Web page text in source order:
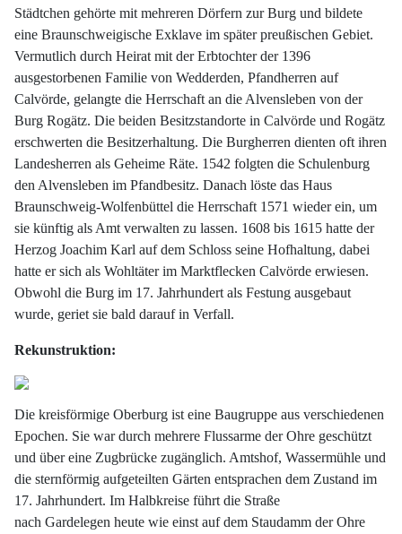
Städtchen gehörte mit mehreren Dörfern zur Burg und bildete
eine Braunschweigische Exklave im später preußischen Gebiet.
Vermutlich durch Heirat mit der Erbtochter der 1396
ausgestorbenen Familie von Wedderden, Pfandherren auf
Calvörde, gelangte die Herrschaft an die Alvensleben von der
Burg Rogätz. Die beiden Besitzstandorte in Calvörde und Rogätz
erschwerten die Besitzerhaltung. Die Burgherren dienten oft ihren
Landesherren als Geheime Räte. 1542 folgten die Schulenburg
den Alvensleben im Pfandbesitz. Danach löste das Haus
Braunschweig-Wolfenbüttel die Herrschaft 1571 wieder ein, um
sie künftig als Amt verwalten zu lassen. 1608 bis 1615 hatte der
Herzog Joachim Karl auf dem Schloss seine Hofhaltung, dabei
hatte er sich als Wohltäter im Marktflecken Calvörde erwiesen.
Obwohl die Burg im 17. Jahrhundert als Festung ausgebaut
wurde, geriet sie bald darauf in Verfall.
Rekunstruktion:
Die kreisförmige Oberburg ist eine Baugruppe aus verschiedenen
Epochen. Sie war durch mehrere Flussarme der Ohre geschützt
und über eine Zugbrücke zugänglich. Amtshof, Wassermühle und
die sternförmig aufgeteilten Gärten entsprachen dem Zustand im
17. Jahrhundert. Im Halbkreise führt die Straße
nach Gardelegen heute wie einst auf dem Staudamm der Ohre